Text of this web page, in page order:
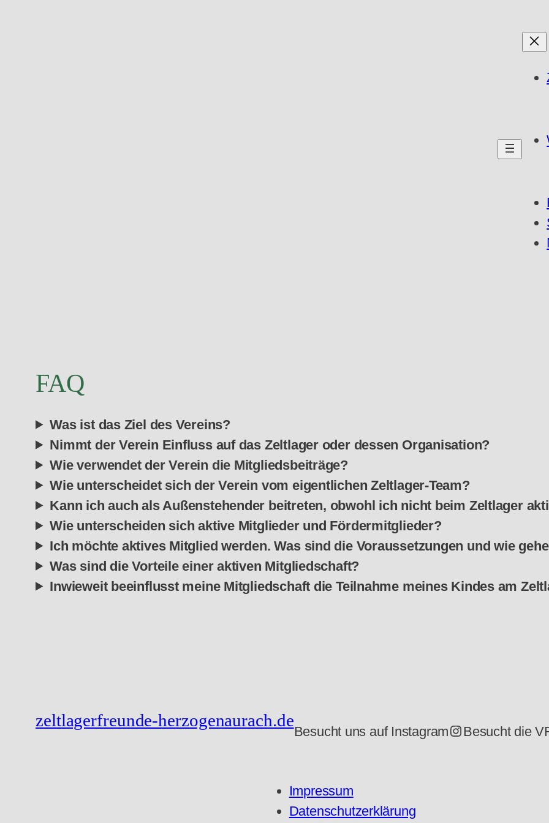
FAQ
Was ist das Ziel des Vereins?
Nimmt der Verein Einfluss auf das Zeltlager oder dessen Organisation?
Wie verwendet der Verein die Mitgliedsbeiträge?
Wie unterscheidet sich der Verein vom eigentlichen Zeltlager-Team?
Kann ich auch als Außenstehender beitreten, obwohl ich nicht beim Zeltlager
Wie unterscheiden sich aktive Mitglieder und Fördermitglieder?
Ich möchte aktives Mitglied werden. Was sind die Voraussetzungen und wie
Was sind die Vorteile einer aktiven Mitgliedschaft?
Inwieweit beeinflusst meine Mitgliedschaft die Teilnahme meines Kindes am
zeltlagerfreunde-herzogenaurach.de
Besucht uns auf InstagramInstagram
Besucht die
Impressum
Datenschutzerklärung